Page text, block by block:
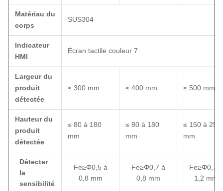
Matériau du
corps
SUS304
Indicateur
HMI
Écran tactile couleur 7
Largeur du
produit
détectée
≤ 300 mm ≤ 400 mm ≤ 500 mm
Hauteur du
produit
détectée
≤ 80 à 180
mm
≤ 80 à 180
mm
≤ 150 à 250
mm
Détecter
la
sensibilité
Fe≥Φ0,5 à
0,8 mm
Fe≥Φ0,7 à
0,8 mm
Fe≥Φ0,7 à
1,2 mm